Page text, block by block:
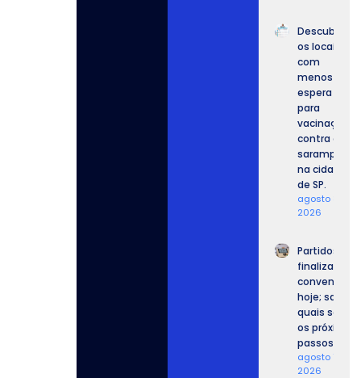
Descubra
os locais
com
menos
espera
para
vacinação
contra o
sarampo
na cidade
de SP.
agosto 8,
2026
Partidos
finalizam
convenções
hoje; saiba
quais serão
os próximos
passos.
agosto 7,
2026